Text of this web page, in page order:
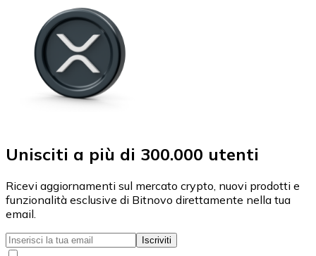
Unisciti a più di 300.000 utenti
Ricevi aggiornamenti sul mercato crypto, nuovi prodotti e
funzionalità esclusive di Bitnovo direttamente nella tua
email.
Iscriviti